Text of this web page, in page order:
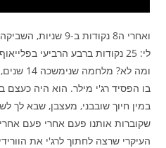
ואחרי ה8 נקודות ב-
ומה לא?
בו הפסיד רג'י מילר. הוא היה כעצם
במין חיוך שובבני, מעצבן, שבא לך
שקוברות אותנו פעם אחרי פעם
העיקרי שרצה לחתוך לרג'י את